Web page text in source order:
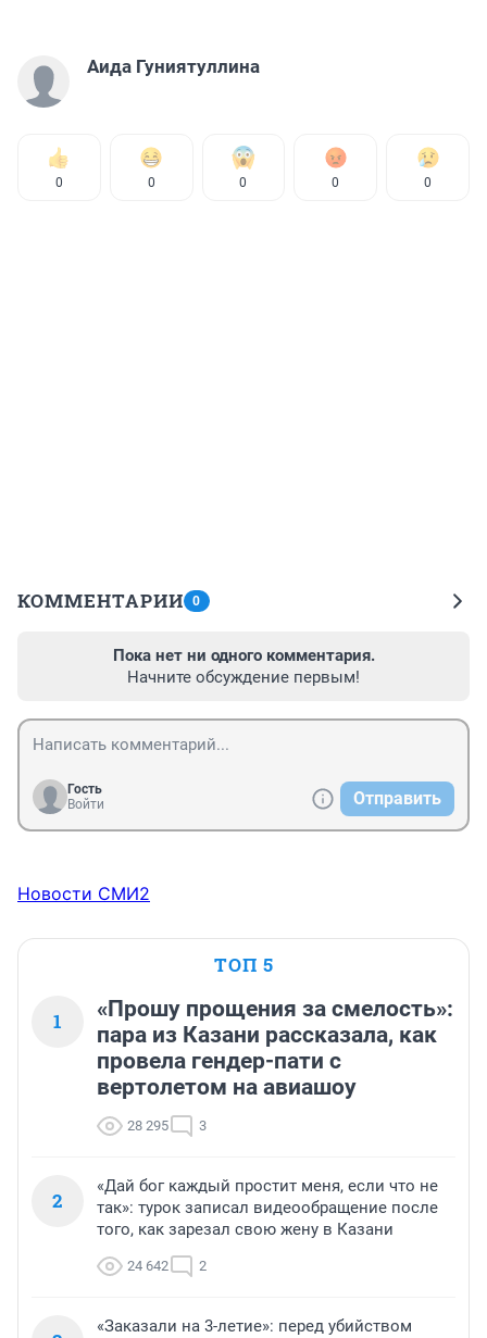
Аида Гуниятуллина
0 0 0 0 0
КОММЕНТАРИИ 0
Пока нет ни одного комментария.
Начните обсуждение первым!
Гость
Войти
Отправить
Новости СМИ2
ТОП 5
1
«Прошу прощения за смелость»:
пара из Казани рассказала, как
провела гендер-пати с
вертолетом на авиашоу
28 295 3
2
«Дай бог каждый простит меня, если что не
так»: турок записал видеообращение после
того, как зарезал свою жену в Казани
24 642 2
«Заказали на 3-летие»: перед убийством